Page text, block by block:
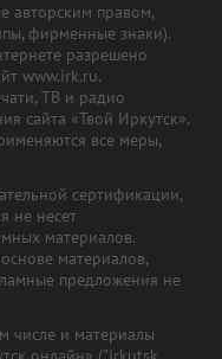
авторским правом,
фирменные знаки).
разрешено
www.irk.ru.
ТВ и радио
сайта «Твой Иркутск».
все меры,
сертификации,
не несет
материалов.
материалов,
предложения не
числе и материалы